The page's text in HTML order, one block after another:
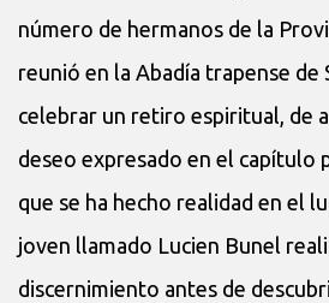
número de hermanos de la
reunió en la Abadía trapense de
celebrar un retiro espiritual, de
deseo expresado en el capítulo
que se ha hecho realidad en el
joven llamado Lucien Bunel
discernimiento antes de